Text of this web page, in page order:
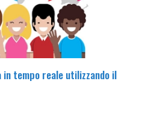
tempo reale utilizzando il